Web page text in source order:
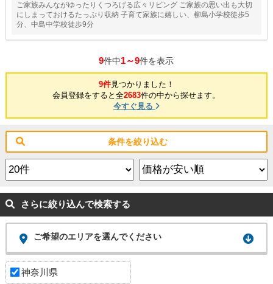
ご家族みんながゆったりくつろげる広々リビング ご家族の思い出も大切
にしまっておけるたっぷり収納 子育て家族に嬉しい、柳島小学校徒歩5
分、中島中学校徒歩9分
9件中1～9件を表示
9件見つかりました！
会員登録をすると全2683件の中から探せます。
今すぐ見る
条件を絞り込む
さらに絞り込んで検索する
ご希望のエリアを選んでください
神奈川県